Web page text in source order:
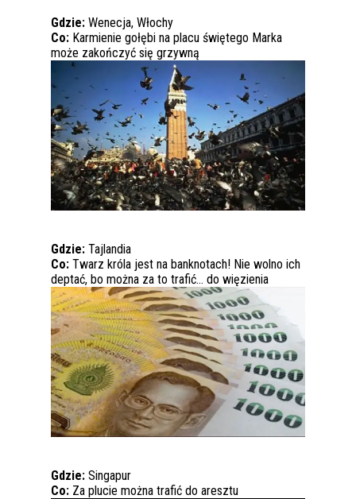
Gdzie: Wenecja, Włochy
Co: Karmienie gołębi na placu świętego Marka
może zakończyć się grzywną
Gdzie: Tajlandia
Co: Twarz króla jest na banknotach! Nie wolno ich
deptać, bo można za to trafić… do więzienia
Gdzie: Singapur
Co: Za plucie można trafić do aresztu